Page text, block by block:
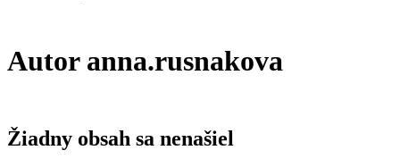
Autor anna.rusnakova
Žiadny obsah sa nenašiel